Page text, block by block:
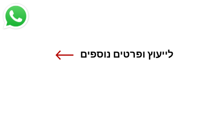
לייעוץ ופרטים נוספים